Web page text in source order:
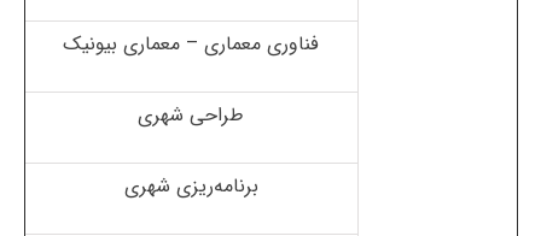
فناوری معماری – معماری بیونیک
طراحی شهری
برنامه‌ریزی شهری